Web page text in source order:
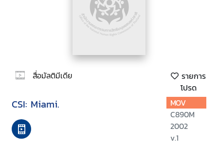
สื่อมัลติมีเดีย
รายการ
โปรด
CSI: Miami.
MOV
C890M
2002
v.1